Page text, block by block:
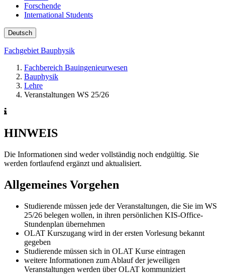
Forschende
International Students
Deutsch
Fachgebiet Bauphysik
Fachbereich Bauingenieurwesen
Bauphysik
Lehre
Veranstaltungen WS 25/26
HINWEIS
Die Informationen sind weder vollständig noch endgültig. Sie
werden fortlaufend ergänzt und aktualisiert.
Allgemeines Vorgehen
Studierende müssen jede der Veranstaltungen, die Sie im WS
25/26 belegen wollen, in ihren persönlichen KIS-Office-
Stundenplan übernehmen
OLAT Kurszugang wird in der ersten Vorlesung bekannt
gegeben
Studierende müssen sich in OLAT Kurse eintragen
weitere Informationen zum Ablauf der jeweiligen
Veranstaltungen werden über OLAT kommuniziert